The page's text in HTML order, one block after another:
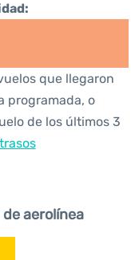
que llegaron
programada, o
de los últimos 3
aerolínea